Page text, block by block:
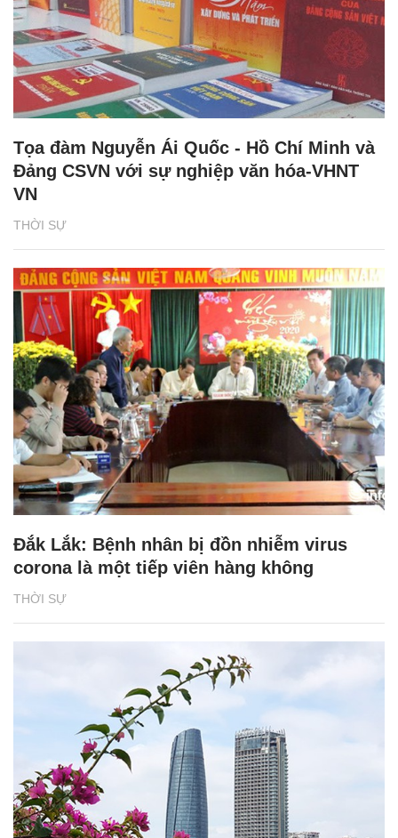
THỜI SỰ
Tọa đàm Nguyễn Ái Quốc - Hồ Chí Minh và
Đảng CSVN với sự nghiệp văn hóa-VHNT
VN
THỜI SỰ
Đắk Lắk: Bệnh nhân bị đồn nhiễm virus
corona là một tiếp viên hàng không